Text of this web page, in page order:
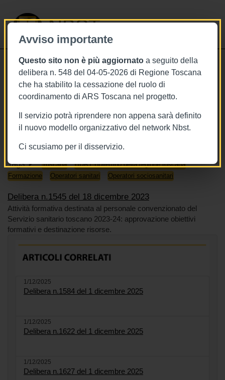
Avviso importante
Questo sito non è più aggiornato a seguito della
delibera n. 548 del 04-05-2026 di Regione Toscana
che ha stabilito la cessazione del ruolo di
coordinamento di ARS Toscana nel progetto.
Il servizio potrà riprendere non appena sarà definito
il nuovo modello organizzativo del network Nbst.
Ci scusiamo per il disservizio.
NBST
18/12/2023
Delibera n.1545 del 18 dicembre
2023
Tags Toscana
BURT Bollettino della regione toscana
Formazione
Operatori sanitari Operatori sociosanitari
Delibera n.1545 del 18 dicembre 2023
Attività formativa destinata al personale convenzionato del
Servizio sanitario toscano 2023-24: approvazione obiettivi
formativi e destinazione risorse.
1/12/2025
Delibera n.1584 del 1 dicembre 2025
1/12/2025
Delibera n.1622 del 1 dicembre 2025
1/12/2025
Delibera n.1627 del 1 dicembre 2025